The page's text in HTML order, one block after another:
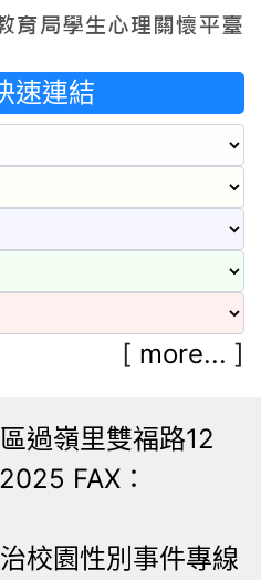
速連結
[ more... ]
過嶺里雙福路12
FAX：
校園性別事件專線